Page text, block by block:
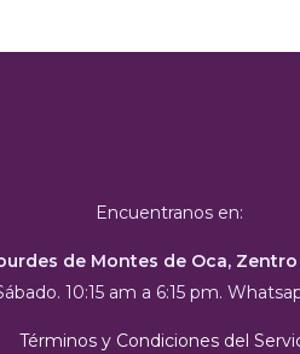
Encuentranos en:
de Montes de Oca, Zentro
10:15 am a 6:15 pm.
Términos y Condiciones del